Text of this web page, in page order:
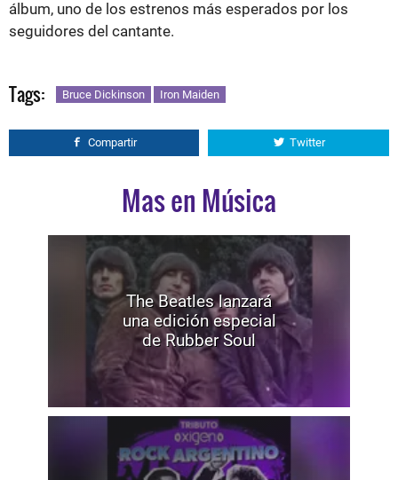
álbum, uno de los estrenos más esperados por los
seguidores del cantante.
Tags: Bruce Dickinson Iron Maiden
Compartir Twitter
Mas en Música
The Beatles lanzará
una edición especial
de Rubber Soul